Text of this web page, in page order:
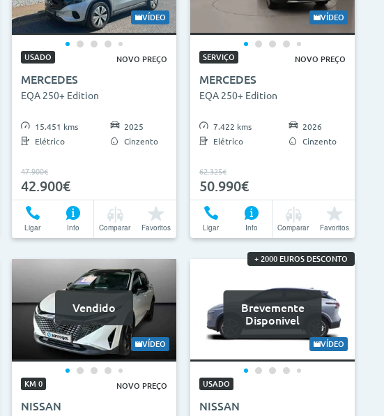
270.000km 0g/km 300g/km
Atualizar Resultados
VÍDEO
USADO NOVO PREÇO
MERCEDES
EQA 250+ Edition
15.451 kms
Elétrico
2025
Cinzento
47.900€
42.900€
Ligar Info Comparar Favoritos
VÍDEO
SERVIÇO NOVO PREÇO
MERCEDES
EQA 250+ Edition
7.422 kms
Elétrico
2026
Cinzento
62.325€
50.990€
Ligar Info Comparar Favoritos
Vendido
VÍDEO
KM 0 NOVO PREÇO
NISSAN
+ 2000 EUROS DESCONTO
Brevemente
Disponivel
VÍDEO
USADO
NISSAN